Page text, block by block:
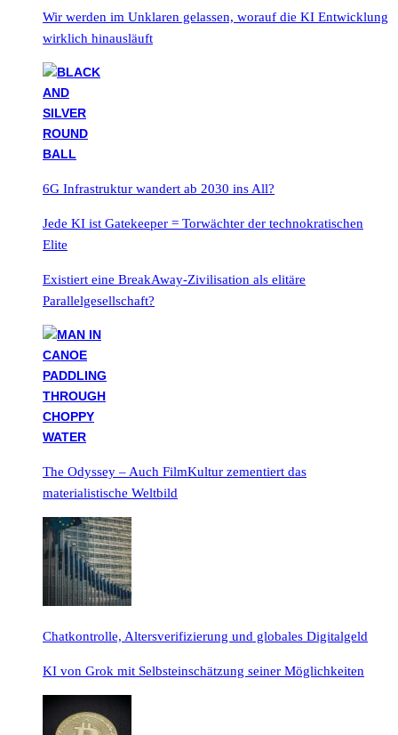
Wir werden im Unklaren gelassen, worauf die KI Entwicklung
wirklich hinausläuft
6G Infrastruktur wandert ab 2030 ins All?
Jede KI ist Gatekeeper = Torwächter der technokratischen
Elite
Existiert eine BreakAway-Zivilisation als elitäre
Parallelgesellschaft?
The Odyssey – Auch FilmKultur zementiert das
materialistische Weltbild
Chatkontrolle, Altersverifizierung und globales Digitalgeld
KI von Grok mit Selbsteinschätzung seiner Möglichkeiten